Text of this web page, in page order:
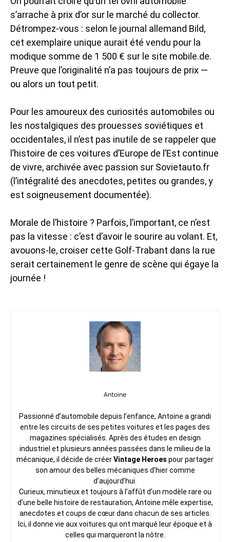
s’arrache à prix d’or sur le marché du collector.
Détrompez-vous : selon le journal allemand Bild,
cet exemplaire unique aurait été vendu pour la
modique somme de 1 500 € sur le site mobile.de.
Preuve que l’originalité n’a pas toujours de prix —
ou alors un tout petit.
Pour les amoureux des curiosités automobiles ou
les nostalgiques des prouesses soviétiques et
occidentales, il n’est pas inutile de se rappeler que
l’histoire de ces voitures d’Europe de l’Est continue
de vivre, archivée avec passion sur Sovietauto.fr
(l’intégralité des anecdotes, petites ou grandes, y
est soigneusement documentée).
Morale de l’histoire ? Parfois, l’important, ce n’est
pas la vitesse : c’est d’avoir le sourire au volant. Et,
avouons-le, croiser cette Golf-Trabant dans la rue
serait certainement le genre de scène qui égaye la
journée !
Antoine
Passionné d’automobile depuis l’enfance, Antoine a grandi
entre les circuits de ses petites voitures et les pages des
magazines spécialisés. Après des études en design
industriel et plusieurs années passées dans le milieu de la
mécanique, il décide de créerVintage Heroes pour partager
son amour des belles mécaniques d’hier comme
d’aujourd’hui.
Curieux, minutieux et toujours à l’affût d’un modèle rare ou
d’une belle histoire de restauration, Antoine mêle expertise,
anecdotes et coups de cœur dans chacun de ses articles.
Ici, il donne vie aux voitures qui ont marqué leur époque et à
celles qui marqueront la nôtre.